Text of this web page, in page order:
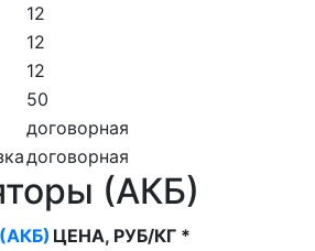
12
12
12
50
договорная
договорная
(АКБ)
ЦЕНА, РУБ/КГ *